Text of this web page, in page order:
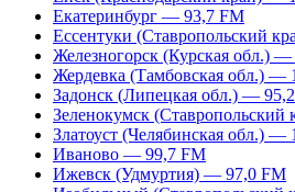
Екатеринбург — 93,7 FM
Ессентуки (Ставропольский
Железногорск (Курская обл.)
Жердевка (Тамбовская обл.) —
Задонск (Липецкая обл.) —
Зеленокумск
Златоуст (Челябинская обл.) —
Иваново — 99,7 FM
Ижевск (Удмуртия) — 97,0 FM